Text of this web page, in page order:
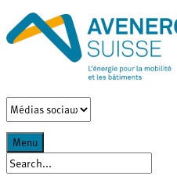
Menu